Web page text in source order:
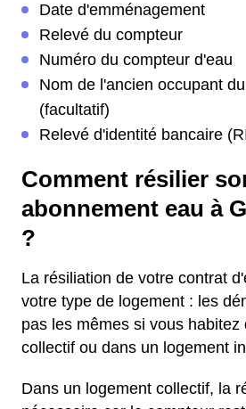
Date d'emménagement
Relevé du compteur
Numéro du compteur d'eau
Nom de l'ancien occupant
(facultatif)
Relevé d'identité bancaire
Comment résilier
abonnement eau à
?
La résiliation de votre contrat
votre type de logement : les
pas les mêmes si vous
collectif ou dans un logement
Dans un logement collectif, la